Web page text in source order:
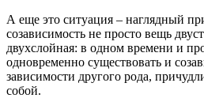
А еще это ситуация – наглядный
созависимость не просто вещь
двухслойная: в одном времени и
одновременно существовать и
зависимости другого рода,
собой.